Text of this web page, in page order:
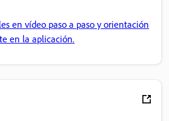
en vídeo paso a paso y orientación
en la aplicación.